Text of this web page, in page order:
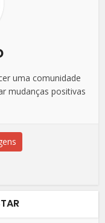
uma comunidade
mudanças positivas